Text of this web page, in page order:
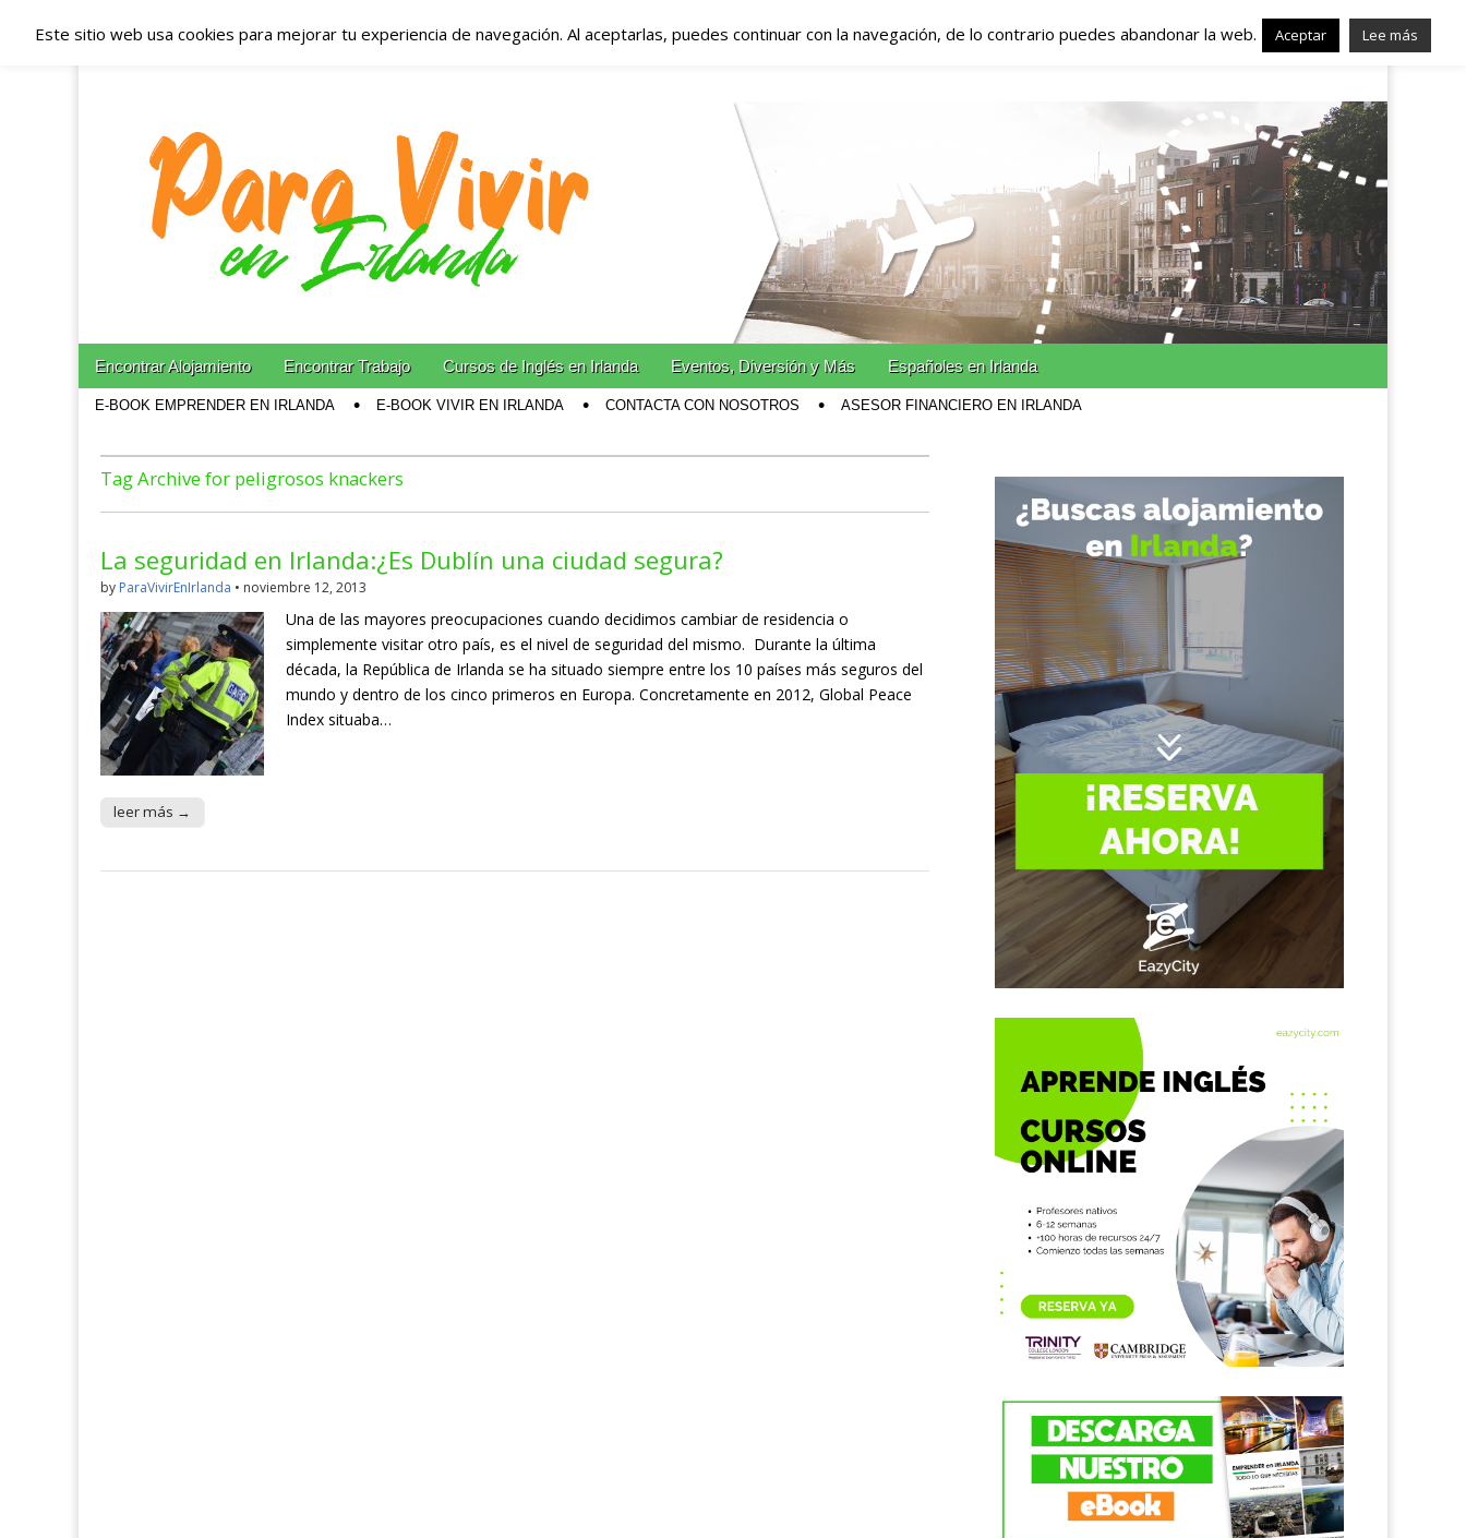
Españoles en Irlanda – Vivir en Irlanda – Trabajo en
Irlanda – Alojamiento en Irlanda
Blog dedicado a los que viven, estudian y trabajan en Irlanda!
Main menu
Skip to content
Encontrar Alojamiento Encontrar Trabajo Cursos de Inglés en Irlanda Eventos, Diversión y Más Españoles en Irlanda
E-BOOK EMPRENDER EN IRLANDA E-BOOK VIVIR EN IRLANDA CONTACTA CON NOSOTROS ASESOR FINANCIERO EN IRLANDA
Tag Archive for peligrosos knackers
La seguridad en Irlanda:¿Es Dublín una ciudad segura?
by ParaVivirEnIrlanda • noviembre 12, 2013
Una de las mayores preocupaciones cuando decidimos cambiar de residencia o
simplemente visitar otro país, es el nivel de seguridad del mismo. Durante la última
década, la República de Irlanda se ha situado siempre entre los 10 países más seguros del
mundo y dentro de los cinco primeros en Europa. Concretamente en 2012, Global Peace
Index situaba…
leer más →
Este sitio web usa cookies para mejorar tu experiencia de navegación. Al aceptarlas, puedes continuar con la navegación, de lo contrario puedes abandonar la web. Aceptar Lee más